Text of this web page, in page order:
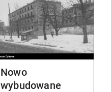
Nowo
wybudowane